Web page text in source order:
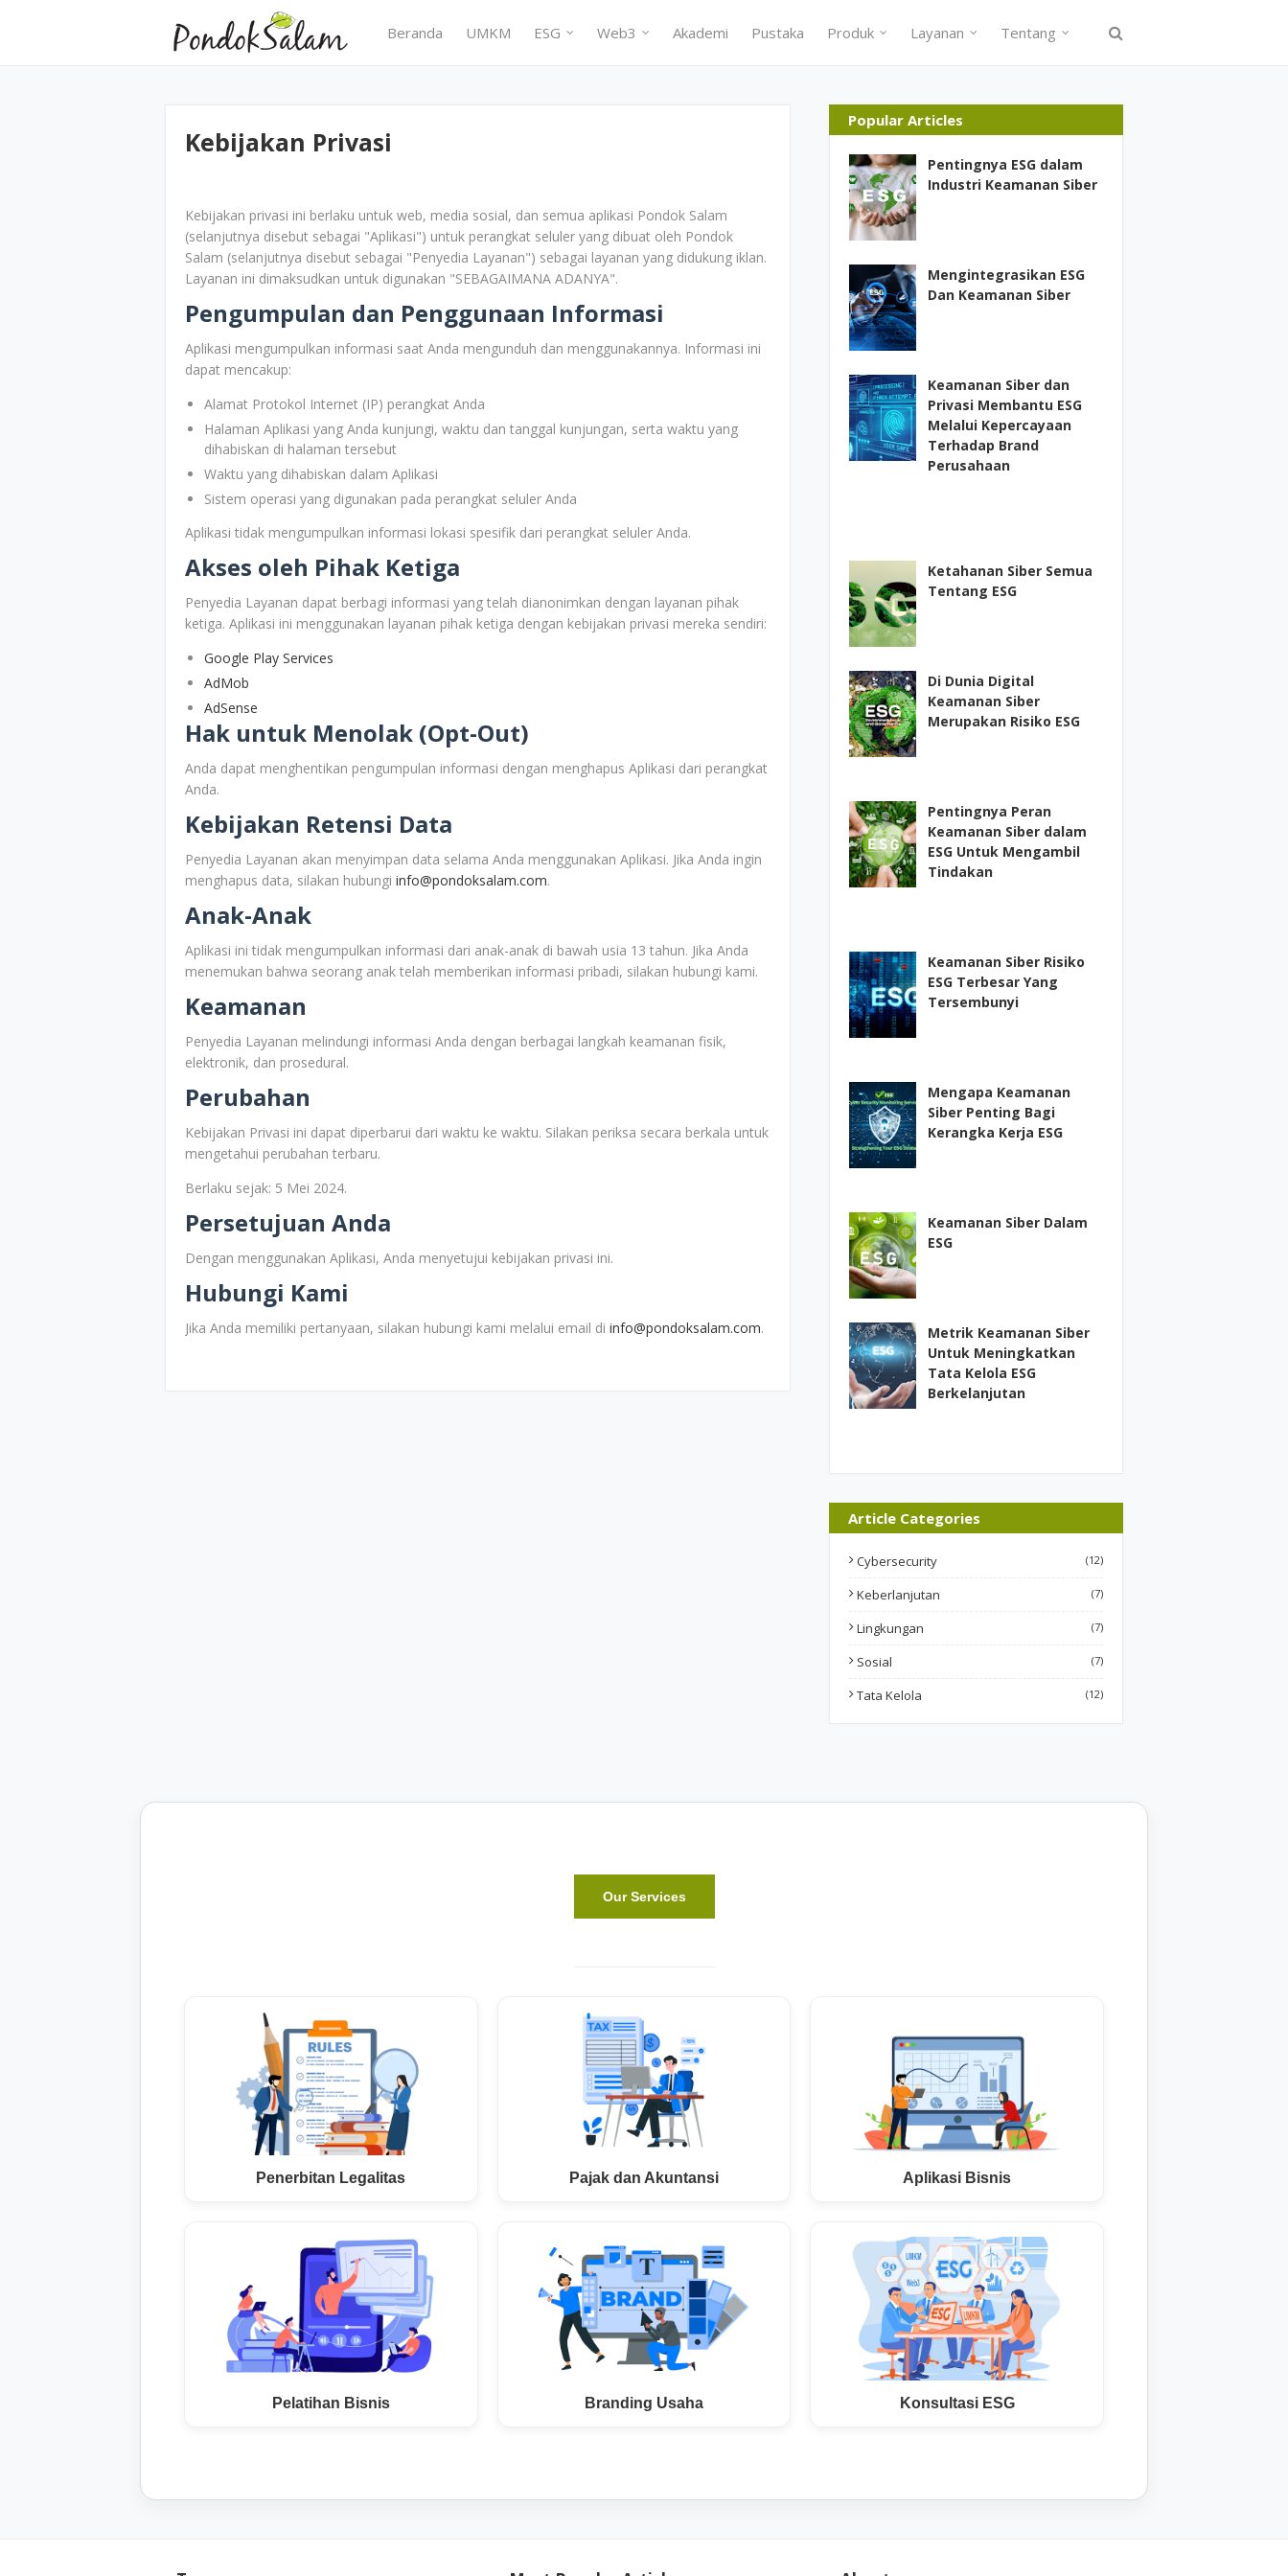
Beranda UMKM ESG Web3 Akademi Pustaka Produk Layanan Tentang
Kebijakan Privasi
Kebijakan privasi ini berlaku untuk web, media sosial, dan semua aplikasi Pondok Salam
(selanjutnya disebut sebagai "Aplikasi") untuk perangkat seluler yang dibuat oleh Pondok
Salam (selanjutnya disebut sebagai "Penyedia Layanan") sebagai layanan yang didukung iklan.
Layanan ini dimaksudkan untuk digunakan "SEBAGAIMANA ADANYA".
Pengumpulan dan Penggunaan Informasi
Aplikasi mengumpulkan informasi saat Anda mengunduh dan menggunakannya. Informasi ini
dapat mencakup:
Alamat Protokol Internet (IP) perangkat Anda
Halaman Aplikasi yang Anda kunjungi, waktu dan tanggal kunjungan, serta waktu yang
dihabiskan di halaman tersebut
Waktu yang dihabiskan dalam Aplikasi
Sistem operasi yang digunakan pada perangkat seluler Anda
Aplikasi tidak mengumpulkan informasi lokasi spesifik dari perangkat seluler Anda.
Akses oleh Pihak Ketiga
Penyedia Layanan dapat berbagi informasi yang telah dianonimkan dengan layanan pihak
ketiga. Aplikasi ini menggunakan layanan pihak ketiga dengan kebijakan privasi mereka sendiri:
Google Play Services
AdMob
AdSense
Hak untuk Menolak (Opt-Out)
Anda dapat menghentikan pengumpulan informasi dengan menghapus Aplikasi dari perangkat
Anda.
Kebijakan Retensi Data
Penyedia Layanan akan menyimpan data selama Anda menggunakan Aplikasi. Jika Anda ingin
menghapus data, silakan hubungi info@pondoksalam.com.
Anak-Anak
Aplikasi ini tidak mengumpulkan informasi dari anak-anak di bawah usia 13 tahun. Jika Anda
menemukan bahwa seorang anak telah memberikan informasi pribadi, silakan hubungi kami.
Keamanan
Penyedia Layanan melindungi informasi Anda dengan berbagai langkah keamanan fisik,
elektronik, dan prosedural.
Perubahan
Kebijakan Privasi ini dapat diperbarui dari waktu ke waktu. Silakan periksa secara berkala untuk
mengetahui perubahan terbaru.
Berlaku sejak: 5 Mei 2024.
Persetujuan Anda
Dengan menggunakan Aplikasi, Anda menyetujui kebijakan privasi ini.
Hubungi Kami
Jika Anda memiliki pertanyaan, silakan hubungi kami melalui email di info@pondoksalam.com.
Popular Articles
Pentingnya ESG dalam
Industri Keamanan Siber
Mengintegrasikan ESG
Dan Keamanan Siber
Keamanan Siber dan
Privasi Membantu ESG
Melalui Kepercayaan
Terhadap Brand
Perusahaan
Ketahanan Siber Semua
Tentang ESG
Di Dunia Digital
Keamanan Siber
Merupakan Risiko ESG
Pentingnya Peran
Keamanan Siber dalam
ESG Untuk Mengambil
Tindakan
Keamanan Siber Risiko
ESG Terbesar Yang
Tersembunyi
Mengapa Keamanan
Siber Penting Bagi
Kerangka Kerja ESG
Keamanan Siber Dalam
ESG
Metrik Keamanan Siber
Untuk Meningkatkan
Tata Kelola ESG
Berkelanjutan
Article Categories
Cybersecurity (12)
Keberlanjutan (7)
Lingkungan (7)
Sosial (7)
Tata Kelola (12)
Our Services
Penerbitan Legalitas Pajak dan Akuntansi Aplikasi Bisnis
Pelatihan Bisnis Branding Usaha Konsultasi ESG